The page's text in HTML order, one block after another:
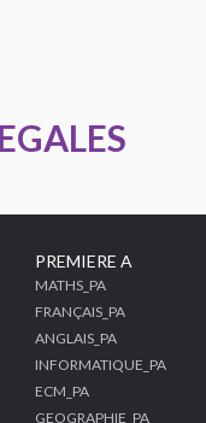
PREMIERE A
MATHS_PA
FRANÇAIS_PA
ANGLAIS_PA
INFORMATIQUE_PA
ECM_PA
GEOGRAPHIE_PA